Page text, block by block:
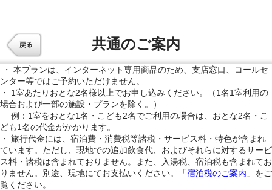
共通のご案内
・ 本プランは、インターネット専用商品のため、支店窓口、コールセ
ンター等ではご予約いただけません。
・ 1室あたりおとな2名様以上でお申し込みください。（1名1室利用の
場合および一部の施設・プランを除く。）
例：1室をおとな1名・こども2名でご利用の場合は、おとな2名・こ
ども1名の代金がかかります。
・ 旅行代金には、宿泊費・消費税等諸税・サービス料・特色が含まれ
ています。ただし、現地での追加飲食代、およびそれらに対するサービ
ス料・諸税は含まれておりません。また、入湯税、宿泊税も含まれてお
りません。別途、現地にてお支払いください。「宿泊税のご案内 」をご
覧ください。